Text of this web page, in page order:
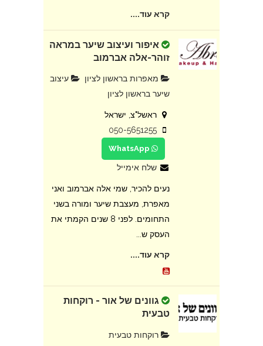
קרא עוד....
איפור ועיצוב שיער במראה
זוהר-אלה אברמוב
מאפרות בראשון לציון
עיצוב
שיער בראשון לציון
ראשל"צ, ישראל
050-5651255
שלח אימייל
נעים להכיר, שמי אלה אברמוב ואני
מאפרת, מעצבת שיער ומורה בשני
התחומים. לפני 8 שנים הקמתי את
העסק ש...
קרא עוד....
גוונים של אור - רוקחות
טבעית
רוקחות טבעית